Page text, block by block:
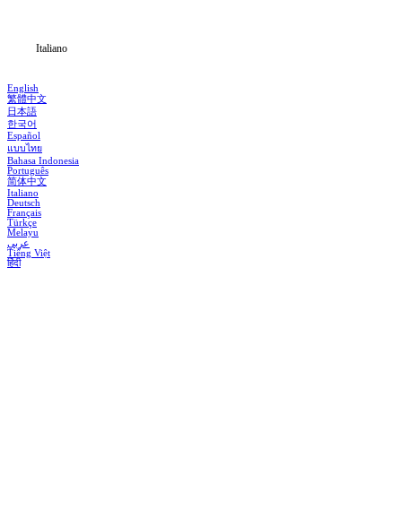
Italiano
English
繁體中文
日本語
한국어
Español
แบบไทย
Bahasa Indonesia
Português
简体中文
Italiano
Deutsch
Français
Türkçe
Melayu
عربي
Tiếng Việt
हिंदी